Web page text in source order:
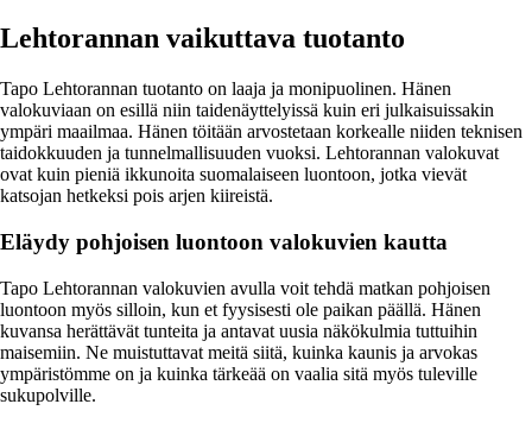
Lehtorannan vaikuttava tuotanto
Tapo Lehtorannan tuotanto on laaja ja monipuolinen. Hänen
valokuviaan on esillä niin taidenäyttelyissä kuin eri julkaisuissakin
ympäri maailmaa. Hänen töitään arvostetaan korkealle niiden teknisen
taidokkuuden ja tunnelmallisuuden vuoksi. Lehtorannan valokuvat
ovat kuin pieniä ikkunoita suomalaiseen luontoon, jotka vievät
katsojan hetkeksi pois arjen kiireistä.
Eläydy pohjoisen luontoon valokuvien kautta
Tapo Lehtorannan valokuvien avulla voit tehdä matkan pohjoisen
luontoon myös silloin, kun et fyysisesti ole paikan päällä. Hänen
kuvansa herättävät tunteita ja antavat uusia näkökulmia tuttuihin
maisemiin. Ne muistuttavat meitä siitä, kuinka kaunis ja arvokas
ympäristömme on ja kuinka tärkeää on vaalia sitä myös tuleville
sukupolville.